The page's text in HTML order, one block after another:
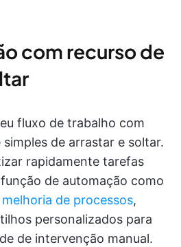
com recurso de
fluxo de trabalho com
de arrastar e soltar.
rapidamente tarefas
de automação como
de processos,
personalizados para
de intervenção manual.